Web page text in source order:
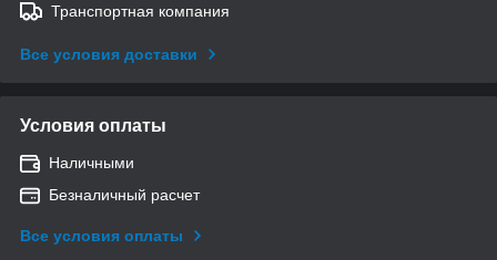
Транспортная компания
Все условия доставки
Условия оплаты
Наличными
Безналичный расчет
Все условия оплаты